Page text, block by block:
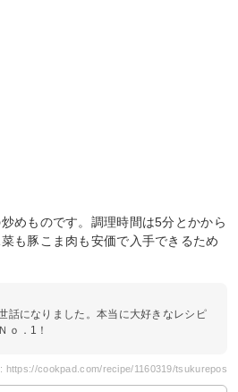
めものです。調理時間は5分とかから
も豚こま肉も安価で入手できるため
話になりました。本当に大好きなレシピ
ｏ．1！
https://cookpad.com/recipe/1160319/tsukurepos